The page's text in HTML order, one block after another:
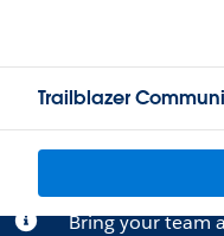
Trailblazer
Bring your team